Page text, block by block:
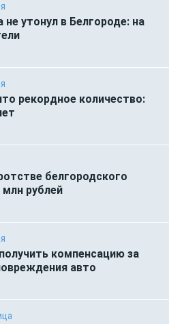
не утонул в Белгороде: на
рекордное количество:
белгородского
млн рублей
компенсацию за
авто